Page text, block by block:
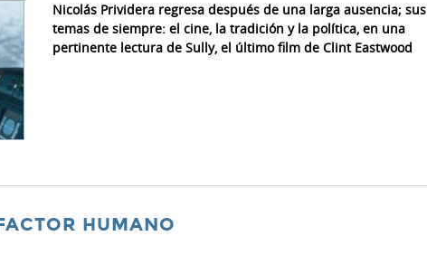
Nicolás Prividera regresa después de una larga ausencia; sus
temas de siempre: el cine, la tradición y la política, en una
pertinente lectura de Sully, el último film de Clint Eastwood
HUMANO